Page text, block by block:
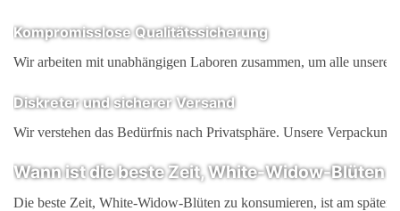
Kompromisslose Qualitätssicherung
Wir arbeiten mit unabhängigen Laboren zusammen, um alle
Diskreter und sicherer Versand
Wir verstehen das Bedürfnis nach Privatsphäre. Unsere
Wann ist die beste Zeit, White-Widow-Blüten
Die beste Zeit, White-Widow-Blüten zu konsumieren, ist am